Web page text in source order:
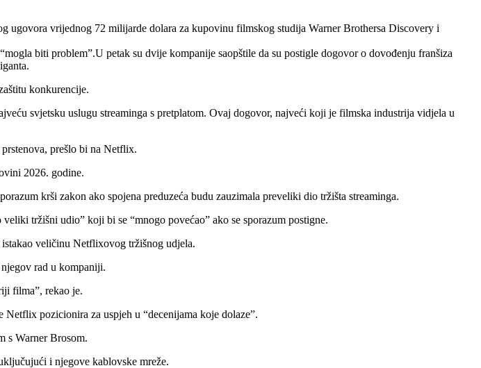
vrijednog 72 milijarde dolara za kupovinu filmskog studija Warner Brothersa Discovery i
biti problem”.U petak su dvije kompanije saopštile da su postigle dogovor o dovođenju franšiza
konkurencije.
svjetsku uslugu streaminga s pretplatom. Ovaj dogovor, najveći koji je filmska industrija vidjela u
prešlo bi na Netflix.
2026. godine.
krši zakon ako spojena preduzeća budu zauzimala preveliki dio tržišta streaminga.
tržišni udio” koji bi se “mnogo povećao” ako se sporazum postigne.
veličinu Netflixovog tržišnog udjela.
rad u kompaniji.
filma”, rekao je.
pozicionira za uspjeh u “decenijama koje dolaze”.
s Warner Brosom.
i njegove kablovske mreže.